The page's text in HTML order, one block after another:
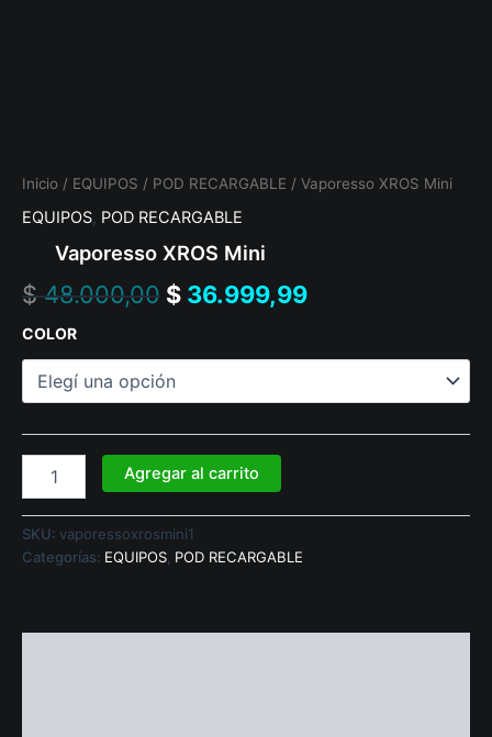
Inicio / EQUIPOS / POD RECARGABLE / Vaporesso XROS Mini
EQUIPOS, POD RECARGABLE
Vaporesso XROS Mini
$48.000,00 $ 36.999,99
COLOR
Agregar al carrito
SKU: vaporessoxrosmini1
Categorías: EQUIPOS POD RECARGABLE